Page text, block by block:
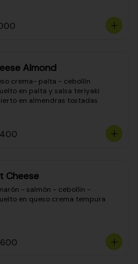
Almond
crema- palta - cebollín
en palta y salsa teriyaki
en almendras tostadas
Cheese
- salmón - cebollín -
en queso crema tempura